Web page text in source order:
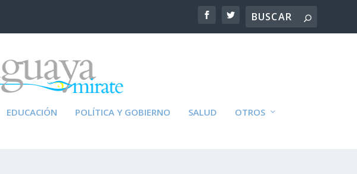
EDUCACIÓN POLÍTICA Y GOBIERNO SALUD OTROS